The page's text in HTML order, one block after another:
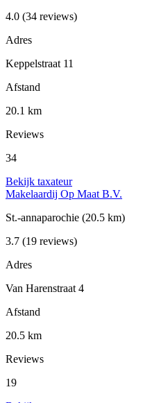
4.0 (34 reviews)
Adres
Keppelstraat 11
Afstand
20.1 km
Reviews
34
Bekijk taxateur
Makelaardij Op Maat B.V.
St.-annaparochie (20.5 km)
3.7 (19 reviews)
Adres
Van Harenstraat 4
Afstand
20.5 km
Reviews
19